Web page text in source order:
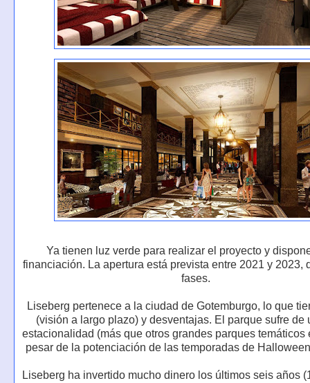
Ya tienen luz verde para realizar el proyecto y
financiación. La apertura está prevista entre 2021 y 2023,
fases.
Liseberg pertenece a la ciudad de Gotemburgo, lo que
(visión a largo plazo) y desventajas. El parque sufre de
estacionalidad (más que otros grandes parques temáticos
pesar de la potenciación de las temporadas de
Liseberg ha invertido mucho dinero los últimos seis años